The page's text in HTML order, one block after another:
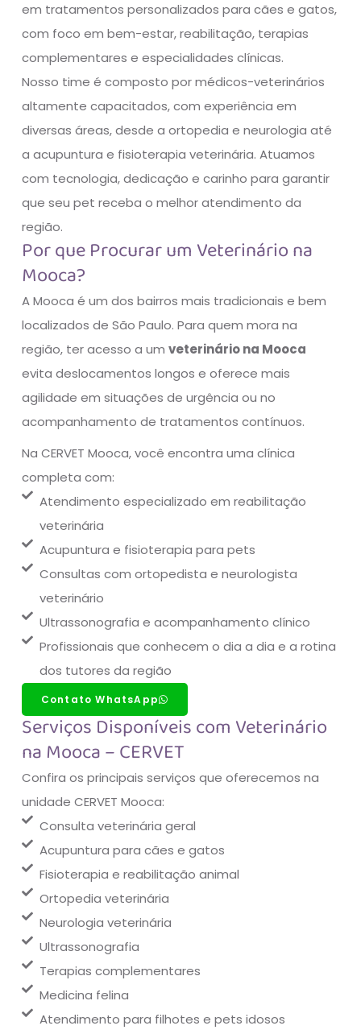
em tratamentos personalizados para cães e gatos,
com foco em bem-estar, reabilitação, terapias
complementares e especialidades clínicas.
Nosso time é composto por médicos-veterinários
altamente capacitados, com experiência em
diversas áreas, desde a ortopedia e neurologia até
a acupuntura e fisioterapia veterinária. Atuamos
com tecnologia, dedicação e carinho para garantir
que seu pet receba o melhor atendimento da
região.
Por que Procurar um Veterinário na
Mooca?
A Mooca é um dos bairros mais tradicionais e bem
localizados de São Paulo. Para quem mora na
região, ter acesso a um veterinário na Mooca
evita deslocamentos longos e oferece mais
agilidade em situações de urgência ou no
acompanhamento de tratamentos contínuos.
Na CERVET Mooca, você encontra uma clínica
completa com:
Atendimento especializado em reabilitação
veterinária
Acupuntura e fisioterapia para pets
Consultas com ortopedista e neurologista
veterinário
Ultrassonografia e acompanhamento clínico
Profissionais que conhecem o dia a dia e a rotina
dos tutores da região
Contato WhatsApp
Serviços Disponíveis com Veterinário
na Mooca – CERVET
Confira os principais serviços que oferecemos na
unidade CERVET Mooca:
Consulta veterinária geral
Acupuntura para cães e gatos
Fisioterapia e reabilitação animal
Ortopedia veterinária
Neurologia veterinária
Ultrassonografia
Terapias complementares
Medicina felina
Atendimento para filhotes e pets idosos